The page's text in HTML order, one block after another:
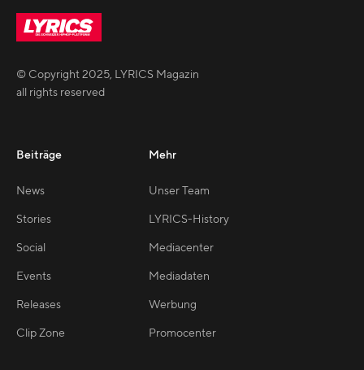
© Copyright2025, LYRICS Magazin
all rights reserved
Beiträge
News
Stories
Social
Events
Releases
Clip Zone
Mehr
Unser Team
LYRICS-History
Mediacenter
Mediadaten
Werbung
Promocenter